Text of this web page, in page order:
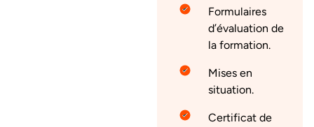
Formulaires
d’évaluation de
la formation.
Mises en
situation.
Certificat de